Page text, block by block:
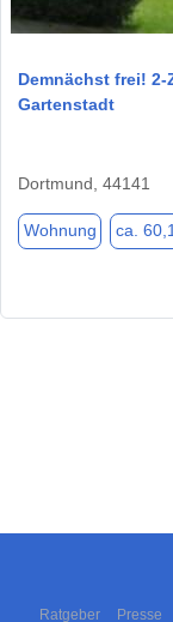
Demnächst frei!
Gartenstadt
Dortmund, 44141
Wohnung ca.
Ratgeber Presse